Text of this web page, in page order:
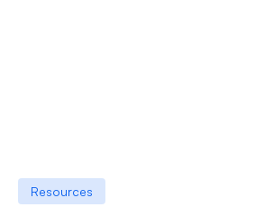
Resources